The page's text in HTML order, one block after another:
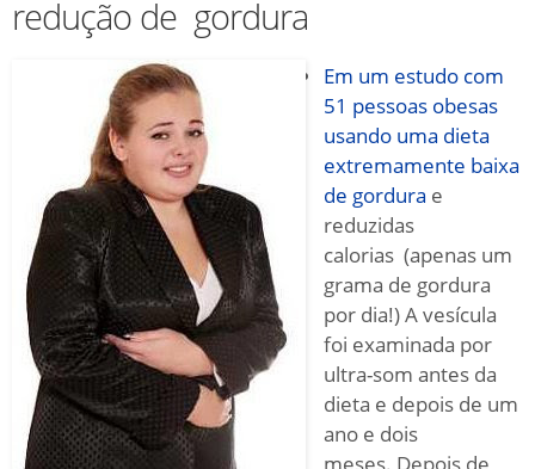
redução de gordura
Em um estudo com
51 pessoas obesas
usando uma dieta
extremamente baixa
de gordura e
reduzidas
calorias (apenas um
grama de gordura
por dia!) A vesícula
foi examinada por
ultra-som antes da
dieta e depois de um
ano e dois
meses. Depois de